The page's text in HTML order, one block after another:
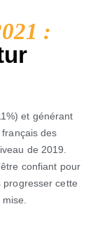
:
et générant
français des
de 2019.
confiant pour
progresser cette